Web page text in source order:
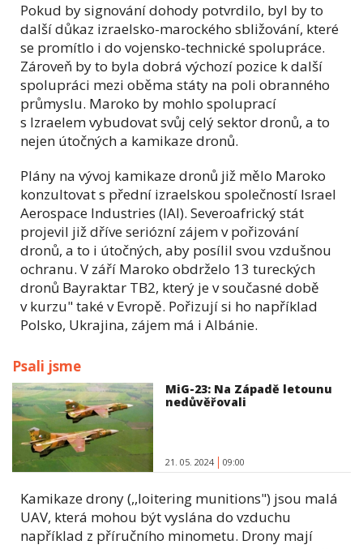
Pokud by signování dohody potvrdilo, byl by to
další důkaz izraelsko-marockého sbližování, které
se promítlo i do vojensko-technické spolupráce.
Zároveň by to byla dobrá výchozí pozice k další
spolupráci mezi oběma státy na poli obranného
průmyslu. Maroko by mohlo spoluprací
s Izraelem vybudovat svůj celý sektor dronů, a to
nejen útočných a kamikaze dronů.
Plány na vývoj kamikaze dronů již mělo Maroko
konzultovat s přední izraelskou společností Israel
Aerospace Industries (IAI). Severoafrický stát
projevil již dříve seriózní zájem v pořizování
dronů, a to i útočných, aby posílil svou vzdušnou
ochranu. V září Maroko obdrželo 13 tureckých
dronů Bayraktar TB2, který je v současné době
v kurzu" také v Evropě. Pořizují si ho například
Polsko, Ukrajina, zájem má i Albánie.
Psali jsme
MiG-23: Na Západě letounu
nedůvěřovali
21. 05. 2024 09:00
Kamikaze drony (,,loitering munitions") jsou malá
UAV, která mohou být vyslána do vzduchu
například z příručního minometu. Drony mají